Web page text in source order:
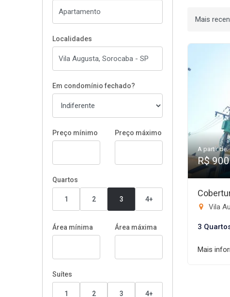
Localidades
Em condomínio fechado?
Preço mínimo Preço máximo
Quartos
1 2 3 4+
Área mínima Área máxima
Suítes
1 2 3 4+
Ordenar por
A partir de:
R$
Vila
3
Mais